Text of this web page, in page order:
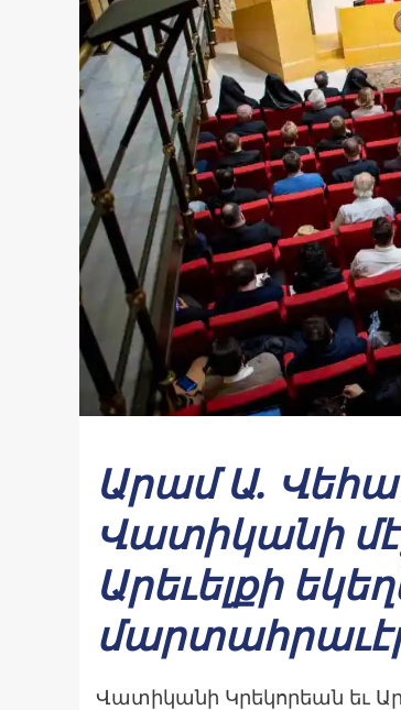
Արամ Ա.
Վատիկանի
Արեւելքի
Վատիկանի Կրեկորեան եւ